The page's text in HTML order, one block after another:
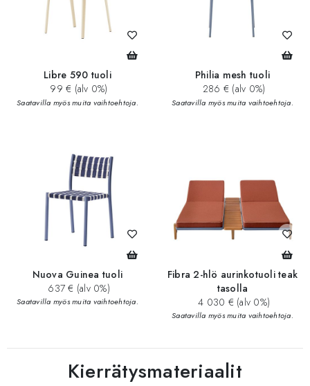
Libre 590 tuoli
99 € (alv 0%)
Saatavilla myös muita vaihtoehtoja.
Philia mesh tuoli
286 € (alv 0%)
Saatavilla myös muita vaihtoehtoja.
Nuova Guinea tuoli
637 € (alv 0%)
Saatavilla myös muita vaihtoehtoja.
Fibra 2-hlö aurinkotuoli teak
tasolla
4 030 € (alv 0%)
Saatavilla myös muita vaihtoehtoja.
Kierrätysmateriaalit